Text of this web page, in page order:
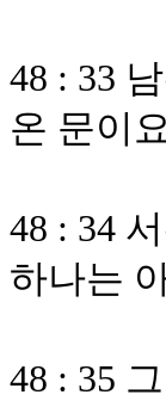
48 : 33
온 문이
48 : 34
하나는
48 : 35